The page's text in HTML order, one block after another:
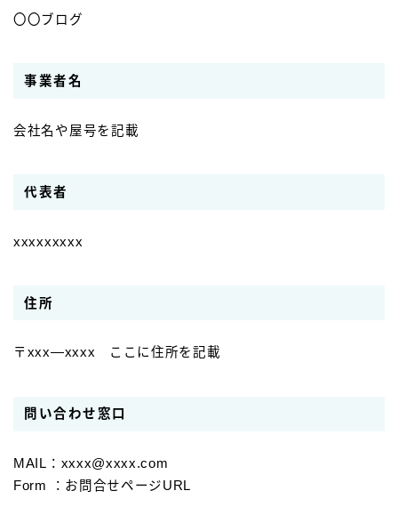
〇〇ブログ
事業者名
会社名や屋号を記載
代表者
xxxxxxxxx
住所
〒xxx―xxxx ここに住所を記載
問い合わせ窓口
MAIL：xxxx@xxxx.com
Form ：お問合せページURL